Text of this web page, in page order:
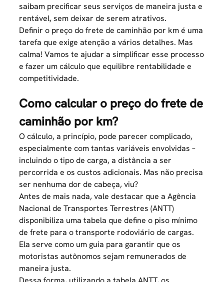
saibam precificar seus serviços de maneira justa e
rentável, sem deixar de serem atrativos.
Definir o preço do frete de caminhão por km é uma
tarefa que exige atenção a vários detalhes. Mas
calma! Vamos te ajudar a simplificar esse processo
e fazer um cálculo que equilibre rentabilidade e
competitividade.
Como calcular o preço do frete de
caminhão por km?
O cálculo, a princípio, pode parecer complicado,
especialmente com tantas variáveis envolvidas –
incluindo o tipo de carga, a distância a ser
percorrida e os custos adicionais. Mas não precisa
ser nenhuma dor de cabeça, viu?
Antes de mais nada, vale destacar que a Agência
Nacional de Transportes Terrestres (ANTT)
disponibiliza uma tabela que define o piso mínimo
de frete para o transporte rodoviário de cargas.
Ela serve como um guia para garantir que os
motoristas autônomos sejam remunerados de
maneira justa.